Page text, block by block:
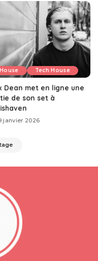
House Tech House
Dean met en ligne une
de son set à
janvier 2026